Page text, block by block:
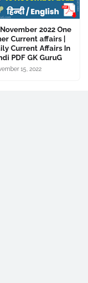
2022 One
Current affairs |
Current Affairs In
PDF GK GuruG
15, 2022